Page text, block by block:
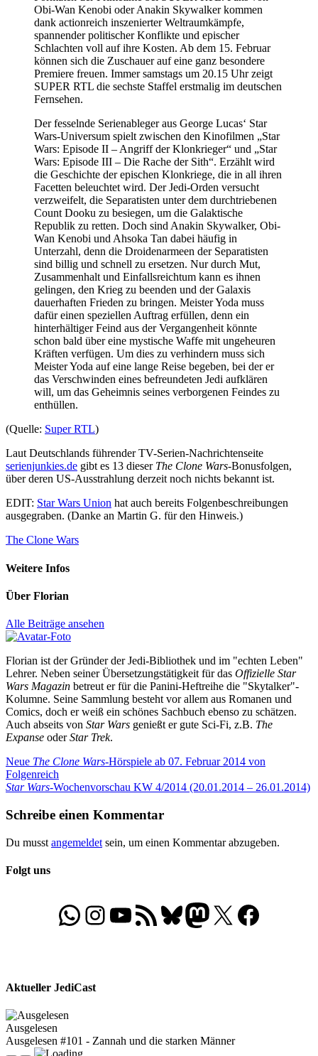
Obi-Wan Kenobi oder Anakin Skywalker kommen
dank actionreich inszenierter Weltraumkämpfe,
spannender politischer Konflikte und epischer
Schlachten voll auf ihre Kosten. Ab dem 15. Februar
können sich die Zuschauer auf eine ganz besondere
Premiere freuen. Immer samstags um 20.15 Uhr zeigt
SUPER RTL die sechste Staffel erstmalig im deutschen
Fernsehen.
Der fesselnde Serienableger aus George Lucas‘ Star
Wars-Universum spielt zwischen den Kinofilmen „Star
Wars: Episode II – Angriff der Klonkrieger“ und „Star
Wars: Episode III – Die Rache der Sith“. Erzählt wird
die Geschichte der epischen Klonkriege, die in all ihren
Facetten beleuchtet wird. Der Jedi-Orden versucht
verzweifelt, die Separatisten unter dem durchtriebenen
Count Dooku zu besiegen, um die Galaktische
Republik zu retten. Doch sind Anakin Skywalker, Obi-
Wan Kenobi und Ahsoka Tan dabei häufig in
Unterzahl, denn die Droidenarmeen der Separatisten
sind billig und schnell zu ersetzen. Nur durch Mut,
Zusammenhalt und Einfallsreichtum kann es ihnen
gelingen, den Krieg zu beenden und der Galaxis
dauerhaften Frieden zu bringen. Meister Yoda muss
dafür einen speziellen Auftrag erfüllen, denn ein
hinterhältiger Feind aus der Vergangenheit könnte
schon bald über eine mystische Waffe mit ungeheuren
Kräften verfügen. Um dies zu verhindern muss sich
Meister Yoda auf eine lange Reise begeben, bei der er
das Verschwinden eines befreundeten Jedi aufklären
will, um das Geheimnis seines verborgenen Feindes zu
enthüllen.
(Quelle: Super RTL)
Laut Deutschlands führender TV-Serien-Nachrichtenseite
serienjunkies.de gibt es 13 dieser The Clone Wars-Bonusfolgen,
über deren US-Ausstrahlung derzeit noch nichts bekannt ist.
EDIT: Star Wars Union hat auch bereits Folgenbeschreibungen
ausgegraben. (Danke an Martin G. für den Hinweis.)
The Clone Wars
Weitere Infos
Über Florian
Alle Beiträge ansehen
Florian ist der Gründer der Jedi-Bibliothek und im "echten Leben"
Lehrer. Neben seiner Übersetzungstätigkeit für das Offizielle Star
Wars Magazin betreut er für die Panini-Heftreihe die "Skytalker"-
Kolumne. Seine Sammlung besteht vor allem aus Romanen und
Comics, doch er weiß ein schönes Sachbuch ebenso zu schätzen.
Auch abseits von Star Wars genießt er gute Sci-Fi, z.B. The
Expanse oderStar Trek.
Beitragsnavigation
Vorheriger
Beitrag:
Neue The Clone Wars-Hörspiele ab 07. Februar 2014 von
Folgenreich
Nächster
Star Wars-Wochenvorschau KW 4/2014 (20.01.2014 – 26.01.2014)
Schreibe einen Kommentar
Du musst angemeldet sein, um einen Kommentar abzugeben.
Folgt uns
WhatsApp
Folgt uns auf Instagram
Besucht unseren YouTube-Kanal
RSS-FeedBluesky
Folgt uns auf Mastodon
X Folgt uns auf
Aktueller JediCast
Ausgelesen
Ausgelesen #101 - Zannah und die starken Männer